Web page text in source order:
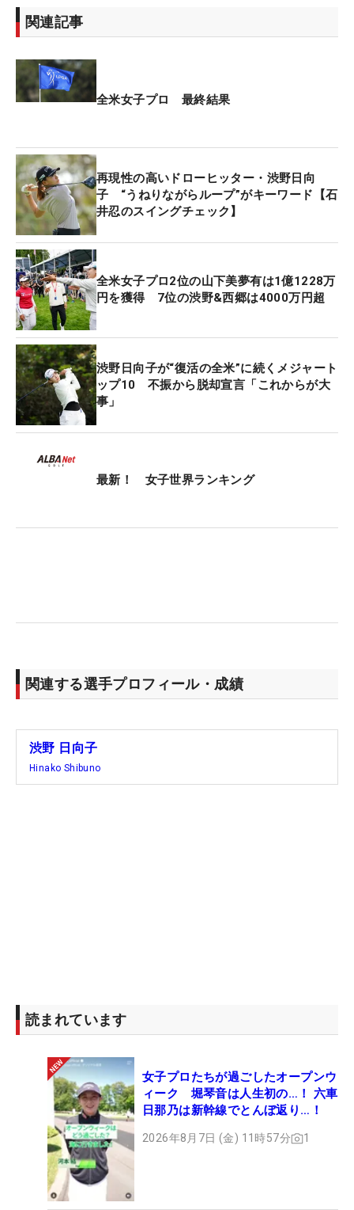
した」と恐縮しつつも、“特等席”でレクシーの姿を
目に焼き付けた。
「SNSとかでレクシーの人柄をよく見るけれど、面
と向かってみてもすごいんですよ。幸せ空気をくれ
です。撤回してほしいなって」。いちファンとして
の本音も、ポロリと漏らす。
打ち下ろしで池越えの17番パー3では「ちょっとダ
フった」というティショットが、グリーンギリギリ
に落ちてピン2.5メートルについた。歓声を引き出す
なか、レクシーが渋野に『私もきのう、同じことや
ったの』と声をかけ、忘れられないワンシーンにな
った。
レクシーは前半1バーディ・4ボギー・2ダブルボギ
ーの「43」と苦戦。だが、後半にボギーフリーの5
バーディを奪取。最終18番では4メートルを決め、
ひときわ大きな歓声を浴びた。
ホールアウト後にはふたりにお願いをして、一緒に
関連記事
全米女子プロ 最終結果
再現性の高いドローヒッター・渋野日向
子 “うねりながらループ”がキーワード【石
井忍のスイングチェック】
全米女子プロ2位の山下美夢有は1億1228万
円を獲得 7位の渋野&西郷は4000万円超
渋野日向子が“復活の全米”に続くメジャート
ップ10 不振から脱却宣言「これからが大
事」
最新！ 女子世界ランキング
関連する選手プロフィール・成績
渋野 日向子
Hinako Shibuno
読まれています
女子プロたちが過ごしたオープンウ
ィーク 堀琴音は人生初の…！ 六車
日那乃は新幹線でとんぼ返り…！
2026年8月7日 (金) 11時57分 1